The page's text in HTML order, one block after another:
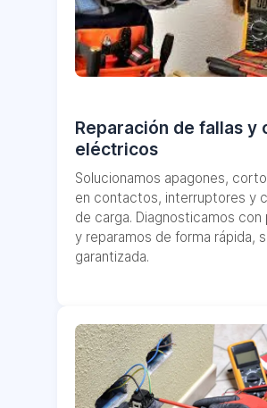
Reparación de fallas y
eléctricos
Solucionamos apagones,
en contactos, interruptores y
de carga. Diagnosticamos con
y reparamos de forma rápida,
garantizada.